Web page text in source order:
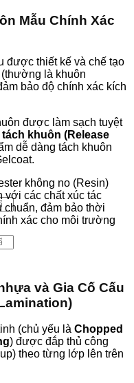
Mẫu Chính Xác
được thiết kế và chế tạo
là khuôn
bảo độ chính xác kích
được làm sạch tuyệt
khuôn (Release
dễ dàng tách khuôn
không no (Resin)
các chất xúc tác
chuẩn, đảm bảo thời
xác cho môi trường
và Gia Cố Cấu
(chủ yếu là Chopped
) được đắp thủ công
theo từng lớp lên trên